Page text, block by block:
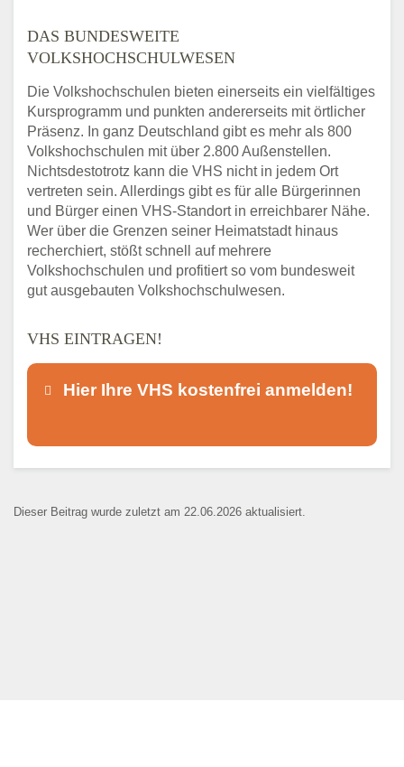
DAS BUNDESWEITE
VOLKSHOCHSCHULWESEN
Die Volkshochschulen bieten einerseits ein vielfältiges
Kursprogramm und punkten andererseits mit örtlicher
Präsenz. In ganz Deutschland gibt es mehr als 800
Volkshochschulen mit über 2.800 Außenstellen.
Nichtsdestotrotz kann die VHS nicht in jedem Ort
vertreten sein. Allerdings gibt es für alle Bürgerinnen
und Bürger einen VHS-Standort in erreichbarer Nähe.
Wer über die Grenzen seiner Heimatstadt hinaus
recherchiert, stößt schnell auf mehrere
Volkshochschulen und profitiert so vom bundesweit
gut ausgebauten Volkshochschulwesen.
VHS EINTRAGEN!
Hier Ihre VHS kostenfrei anmelden!
Kontaktaufnahme und ist nicht
Dieser Beitrag wurde zuletzt am 22.06.2026 aktualisiert.